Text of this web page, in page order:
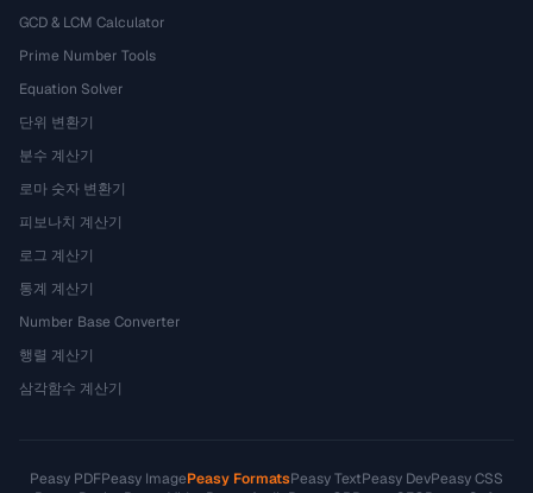
GCD & LCM Calculator
Prime Number Tools
Equation Solver
단위 변환기
분수 계산기
로마 숫자 변환기
피보나치 계산기
로그 계산기
통계 계산기
Number Base Converter
행렬 계산기
삼각함수 계산기
Peasy PDFPeasy ImagePeasy FormatsPeasy TextPeasy DevPeasy CSS